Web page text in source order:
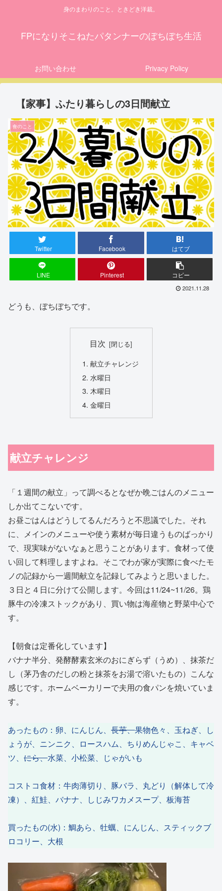
身のまわりのこと。ときどき洋裁。
FPになりそこねたパタンナーのぼちぼち生活
お問い合わせ Privacy Policy
【家事】ふたり暮らしの3日間献立
食のこと
Twitter Facebook はてブ
LINE Pinterest コピー
2021.11.28
どうも、ぼちぼちです。
目次
献立チャレンジ
水曜日
木曜日
金曜日
献立チャレンジ
「１週間の献立」って調べるとなぜか晩ごはんのメニュー
しか出てこないです。
お昼ごはんはどうしてるんだろうと不思議でした。それ
に、メインのメニューや使う素材が毎日違うものばっかり
で、現実味がないなぁと思うことがあります。食材って使
い回して料理しますよね。そこでわが家が実際に食べたモ
ノの記録から一週間献立を記録してみようと思いました。
３日と４日に分けて公開します。今回は11/24~11/26。鶏
豚牛の冷凍ストックがあり、買い物は海産物と野菜中心で
す。
【朝食は定番化しています】
バナナ半分、発酵酵素玄米のおにぎらず（うめ）、抹茶だ
し（茅乃舎のだしの粉と抹茶をお湯で溶いたもの）こんな
感じです。ホームベーカリーで夫用の食パンを焼いていま
す。
あったもの：卵、にんじん、 長芋、果物色々、玉ねぎ、し
ょうが、ニンニク、ロースハム、ちりめんじゃこ、キャベ
ツ、 にら、水菜、小松菜、じゃがいも
コストコ食材：牛肉薄切り、豚バラ、丸どり（解体して冷
凍）、紅鮭、バナナ、しじみワカメスープ、板海苔
買ったもの(水)：鯛あら、牡蠣、にんじん、スティックブ
ロコリー、大根